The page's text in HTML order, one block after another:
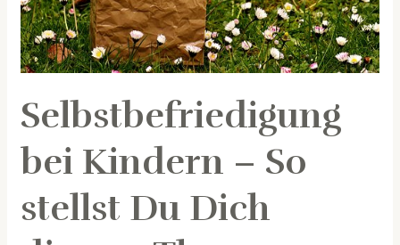
Selbstbefriedigung
bei Kindern – So
stellst Du Dich
Dich
diesem
Thema